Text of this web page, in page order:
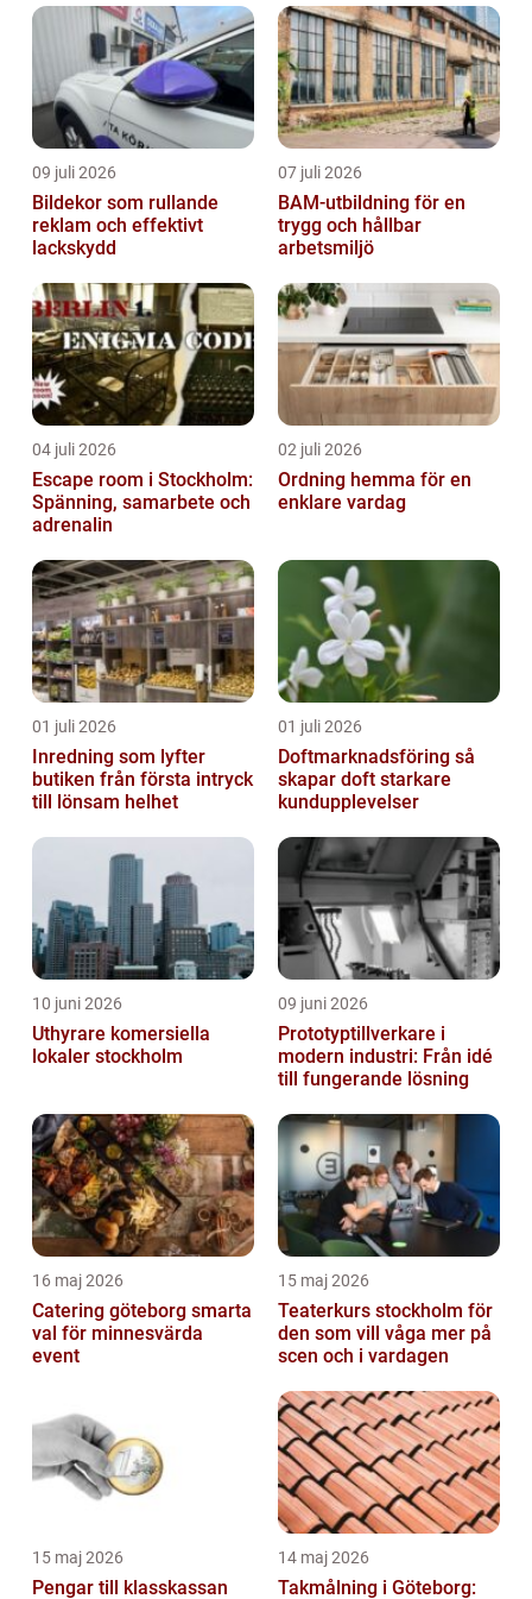
09 juli 2026
Bildekor som rullande
reklam och effektivt
lackskydd
07 juli 2026
BAM-utbildning för en
trygg och hållbar
arbetsmiljö
04 juli 2026
Escape room i Stockholm:
Spänning, samarbete och
adrenalin
02 juli 2026
Ordning hemma för en
enklare vardag
01 juli 2026
Inredning som lyfter
butiken från första intryck
till lönsam helhet
01 juli 2026
Doftmarknadsföring så
skapar doft starkare
kundupplevelser
10 juni 2026
Uthyrare komersiella
lokaler stockholm
09 juni 2026
Prototyptillverkare i
modern industri: Från idé
till fungerande lösning
16 maj 2026
Catering göteborg smarta
val för minnesvärda
event
15 maj 2026
Teaterkurs stockholm för
den som vill våga mer på
scen och i vardagen
15 maj 2026
Pengar till klasskassan
14 maj 2026
Takmålning i Göteborg: